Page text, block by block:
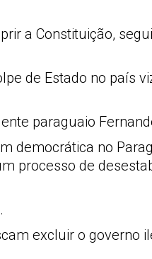
a Constituição,
de Estado no país
paraguaio
democrática no
processo de
excluir o governo